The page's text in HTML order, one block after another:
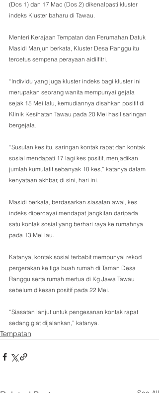
(Dos 1) dan 17 Mac (Dos 2) dikenalpasti kluster
indeks Kluster baharu di Tawau.
Menteri Kerajaan Tempatan dan Perumahan Datuk
Masidi Manjun berkata, Kluster Desa Ranggu itu
tercetus sempena perayaan aidilfitri.
“Individu yang juga kluster indeks bagi kluster ini
merupakan seorang wanita mempunyai gejala
sejak 15 Mei lalu, kemudiannya disahkan positif di
Klinik Kesihatan Tawau pada 20 Mei hasil saringan
bergejala.
“Susulan kes itu, saringan kontak rapat dan kontak
sosial mendapati 17 lagi kes positif, menjadikan
jumlah kumulatif sebanyak 18 kes,” katanya dalam
kenyataan akhbar, di sini, hari ini.
Masidi berkata, berdasarkan siasatan awal, kes
indeks dipercayai mendapat jangkitan daripada
satu kontak sosial yang berhari raya ke rumahnya
pada 13 Mei lau.
Katanya, kontak sosial terbabit mempunyai rekod
pergerakan ke tiga buah rumah di Taman Desa
Ranggu serta rumah mertua di Kg Jawa Tawau
sebelum dikesan positif pada 22 Mei.
“Siasatan lanjut untuk pengesanan kontak rapat
sedang giat dijalankan,” katanya.
Tempatan